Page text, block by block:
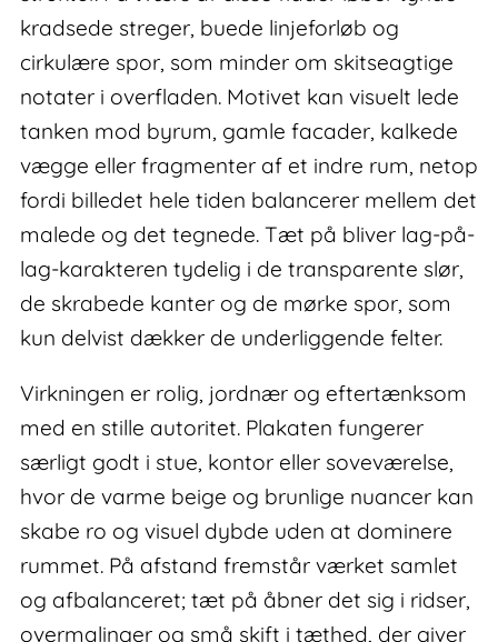
kradsede streger, buede linjeforløb og
cirkulære spor, som minder om skitseagtige
notater i overfladen. Motivet kan visuelt lede
tanken mod byrum, gamle facader, kalkede
vægge eller fragmenter af et indre rum, netop
fordi billedet hele tiden balancerer mellem det
malede og det tegnede. Tæt på bliver lag-på-
lag-karakteren tydelig i de transparente slør,
de skrabede kanter og de mørke spor, som
kun delvist dækker de underliggende felter.
Virkningen er rolig, jordnær og eftertænksom
med en stille autoritet. Plakaten fungerer
særligt godt i stue, kontor eller soveværelse,
hvor de varme beige og brunlige nuancer kan
skabe ro og visuel dybde uden at dominere
rummet. På afstand fremstår værket samlet
og afbalanceret; tæt på åbner det sig i ridser,
overmalinger og små skift i tæthed, der giver